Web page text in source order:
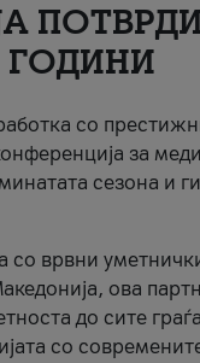
ГОДИНИ
со
за
сезона и
со врвни
ова
до сите
со